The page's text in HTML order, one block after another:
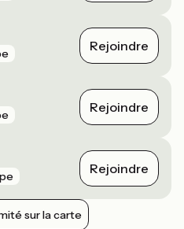
Rejoindre
Rejoindre
Rejoindre
sur la carte